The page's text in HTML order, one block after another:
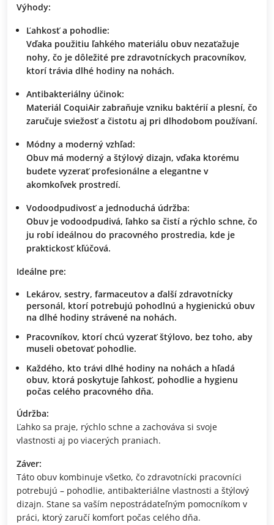
Výhody:
Ľahkosť a pohodlie:
Vďaka použitiu ľahkého materiálu obuv nezaťažuje
nohy, čo je dôležité pre zdravotníckych pracovníkov,
ktorí trávia dlhé hodiny na nohách.
Antibakteriálny účinok:
Materiál CoquiAir zabraňuje vzniku baktérií a plesní, čo
zaručuje sviežosť a čistotu aj pri dlhodobom používaní.
Módny a moderný vzhľad:
Obuv má moderný a štýlový dizajn, vďaka ktorému
budete vyzerať profesionálne a elegantne v
akomkoľvek prostredí.
Vodoodpudivosť a jednoduchá údržba:
Obuv je vodoodpudivá, ľahko sa čistí a rýchlo schne, čo
ju robí ideálnou do pracovného prostredia, kde je
praktickosť kľúčová.
Ideálne pre:
Lekárov, sestry, farmaceutov a ďalší zdravotnícky
personál, ktorí potrebujú pohodlnú a hygienickú obuv
na dlhé hodiny strávené na nohách.
Pracovníkov, ktorí chcú vyzerať štýlovo, bez toho, aby
museli obetovať pohodlie.
Každého, kto trávi dlhé hodiny na nohách a hľadá
obuv, ktorá poskytuje ľahkosť, pohodlie a hygienu
počas celého pracovného dňa.
Údržba:
Ľahko sa praje, rýchlo schne a zachováva si svoje
vlastnosti aj po viacerých praniach.
Záver:
Táto obuv kombinuje všetko, čo zdravotnícki pracovníci
potrebujú – pohodlie, antibakteriálne vlastnosti a štýlový
dizajn. Stane sa vaším nepostrádateľným pomocníkom v
práci, ktorý zaručí komfort počas celého dňa.